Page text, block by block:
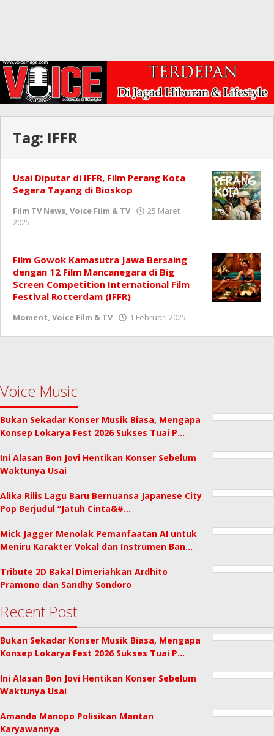
Tag: IFFR
Usai Diputar di IFFR, Film Perang Kota
Segera Tayang di Bioskop
Film TV News, Voice Film & TV
25 Maret
2025
Film Gowok Kamasutra Jawa Bersaing
dengan 12 Film Mancanegara di Big
Screen Competition International Film
Festival Rotterdam (IFFR)
Moment, Voice Film & TV 1 Februari 2025
Voice Music
Bukan Sekadar Konser Musik Biasa, Mengapa
Konsep Lokarya Fest 2026 Sukses Tuai P…
Ini Alasan Bon Jovi Hentikan Konser Sebelum
Waktunya Usai
Alika Rilis Lagu Baru Bernuansa Japanese City
Pop Berjudul “Jatuh Cinta&#…
Mick Jagger Menolak Pemanfaatan AI untuk
Meniru Karakter Vokal dan Instrumen Ban…
Tribute 2D Bakal Dimeriahkan Ardhito
Pramono dan Sandhy Sondoro
Recent Post
Bukan Sekadar Konser Musik Biasa, Mengapa
Konsep Lokarya Fest 2026 Sukses Tuai P…
Ini Alasan Bon Jovi Hentikan Konser Sebelum
Waktunya Usai
Amanda Manopo Polisikan Mantan
Karyawannya